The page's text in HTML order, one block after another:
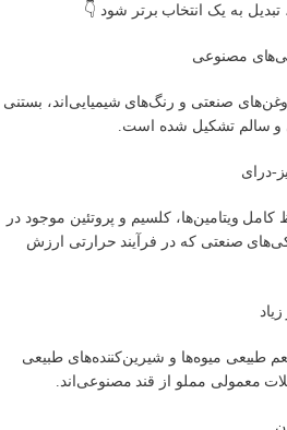
تبدیل به یک انتخاب برتر شود 👇
صنعتی و رنگ‌های شیمیایی‌اند، بستنی
و سالم تشکیل شده است.
ویتامین‌ها، کلسیم و پروتئین موجود در
صنعتی که در فرآیند حرارتی ارزش
طبیعی میوه‌ها و شیرین‌کننده‌های طبیعی
معمولی مملو از قند مصنوعی‌اند.